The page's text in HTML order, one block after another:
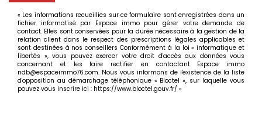
« Les informations recueillies sur ce formulaire sont enregistrées dans un
fichier informatisé par Espace immo pour gérer votre demande de
contact. Elles sont conservées pour la durée nécessaire à la gestion de la
relation client dans le respect des prescriptions légales applicables et
sont destinées à nos conseillers Conformément à la loi « informatique et
libertés », vous pouvez exercer votre droit d'accès aux données vous
concernant et les faire rectifier en contactant Espace immo
ndb@espaceimmo76.com. Nous vous informons de l'existence de la liste
d'opposition au démarchage téléphonique « Bloctel », sur laquelle vous
pouvez vous inscrire ici : https://www.bloctel.gouv.fr/ »